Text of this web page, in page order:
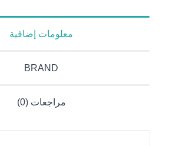
معلومات إضافية
BRAND
مراجعات (0)